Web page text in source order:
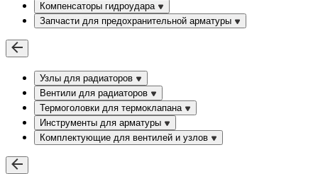
Компенсаторы гидроудара
Запчасти для предохранительной арматуры
Узлы для радиаторов
Вентили для радиаторов
Термоголовки для термоклапана
Инструменты для арматуры
Комплектующие для вентилей и узлов